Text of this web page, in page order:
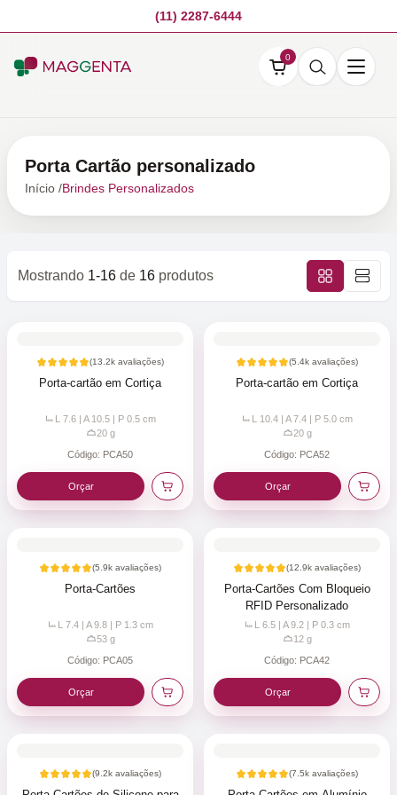
(11) 2287-6444
0
Porta Cartão personalizado
Início /Brindes Personalizados
Mostrando 1-16 de 16 produtos
(13.2k avaliações)
Porta-cartão em Cortiça
L 7.6 | A 10.5 | P 0.5 cm
20g
Código: PCA50
Orçar
(5.4k avaliações)
Porta-cartão em Cortiça
L 10.4 | A 7.4 | P 5.0 cm
20g
Código: PCA52
Orçar
(5.9k avaliações)
Porta-Cartões
L 7.4 | A 9.8 | P 1.3 cm
53g
Código: PCA05
Orçar
(12.9k avaliações)
Porta-Cartões Com Bloqueio
RFID Personalizado
L 6.5 | A 9.2 | P 0.3 cm
12g
Código: PCA42
Orçar
(9.2k avaliações) (7.5k avaliações)